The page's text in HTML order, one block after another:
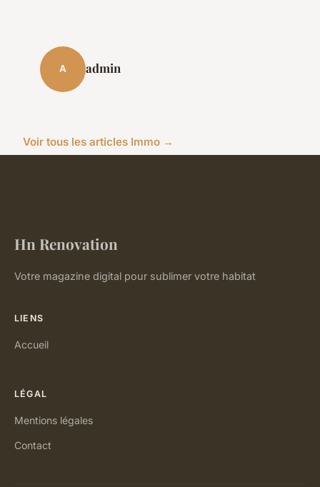
A admin
Voir tous les articles Immo →
Hn Renovation
Votre magazine digital pour sublimer votre habitat
LIENS
Accueil
LÉGAL
Mentions légales
Contact